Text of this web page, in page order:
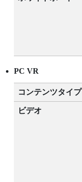
PC VR
コンテンツタイプ
ビデオ